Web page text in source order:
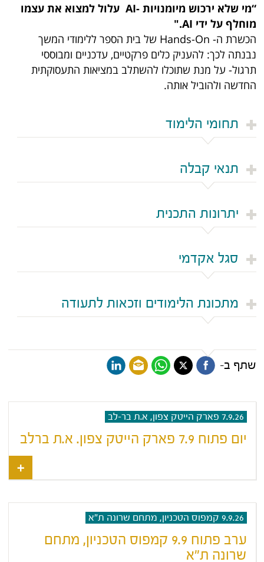
“מי שלא ירכוש מיומנויות -AI
עלול למצוא את עצמו
מוחלף על ידי AI
."
הכשרת ה- Hands-On של בית הספר ללימודי המשך
נבנתה לכך: להעניק כלים פרקטיים, עדכניים ומבוססי
תרגול- על מנת שתוכלו להשתלב במציאות התעסוקתית
החדשה ולהוביל אותה.
תחומי הלימוד
תנאי קבלה
יתרונות התכנית
סגל אקדמי
מתכונת הלימודים וזכאות לתעודה
שתף ב-
7.9.26 פארק הייטק צפון, א.ת בר-לב
יום פתוח 7.9 פארק הייטק צפון. א.ת ברלב
9.9.26 קמפוס הטכניון, מתחם שרונה ת"א
ערב פתוח 9.9 קמפוס הטכניון, מתחם
שרונה ת"א